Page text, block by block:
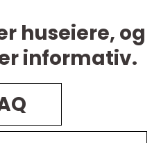
huseiere, og
informativ.